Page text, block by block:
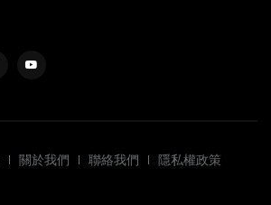
關於我們 聯絡我們
隱私權政策